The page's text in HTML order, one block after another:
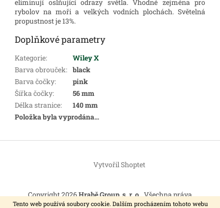
Tento web používá soubory cookie. Dalším procházením tohoto webu
eliminují oslňující odrazy světla. Vhodné zejména pro
rybolov na moři a velkých vodních plochách. Světelná
propustnost je 13%.
Doplňkové parametry
Kategorie:
Wiley X
Barva obrouček: black
Barva čočky:
pink
Šířka čočky:
56 mm
Délka stranice:
140 mm
Položka byla vyprodána…
Z
í
Vytvořil Shoptet
Copyright 2026Hrabě Group, s. r. o.. Všechna práva
vyhrazena.